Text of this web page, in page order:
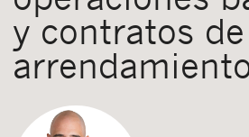
y contratos de